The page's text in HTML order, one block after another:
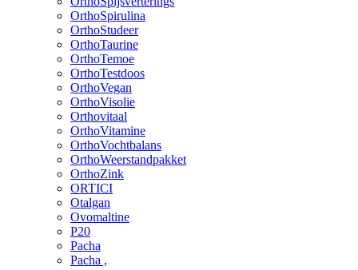
OrthoSpirulina
OrthoStudeer
OrthoTaurine
OrthoTemoe
OrthoTestdoos
OrthoVegan
OrthoVisolie
Orthovitaal
OrthoVitamine
OrthoVochtbalans
OrthoWeerstandpakket
OrthoZink
ORTICI
Otalgan
Ovomaltine
P20
Pacha
Pacha ,